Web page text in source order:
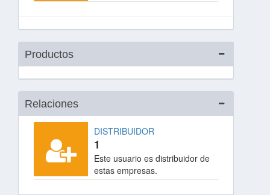
Productos
Relaciones
DISTRIBUIDOR
1
Este usuario es distribuidor de
estas empresas.